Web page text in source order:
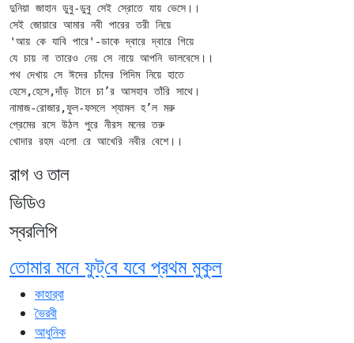
দুনিয়া জাহান ডুবু-ডুবু সেই স্রোতে যায় ভেসে।।
সেই জোয়ারে আমার নবী পারের তরী নিয়ে
'আয় কে যাবি পারে'-ডাকে দ্বারে দ্বারে গিয়ে
যে চায় না তারেও নেয় সে নায়ে আপনি ভালবেসে।।
পথ দেখায় সে ঈদের চাঁদের পিদিম নিয়ে হাতে
হেসে,হেসে,দাঁড় টানে চা’র আসহাব তাঁরি সাথে।
নামাজ-রোজার,ফুল-ফসলে শ্যামল হ’ল মরু
প্রেমের রসে উঠল পুরে নীরস মনের তরু
রাগ ও তাল
ভিডিও
স্বরলিপি
তোমার মনে ফুট্‌বে যবে প্রথম মুকুল
কাহার্‌বা
ভৈরবী
আধুনিক